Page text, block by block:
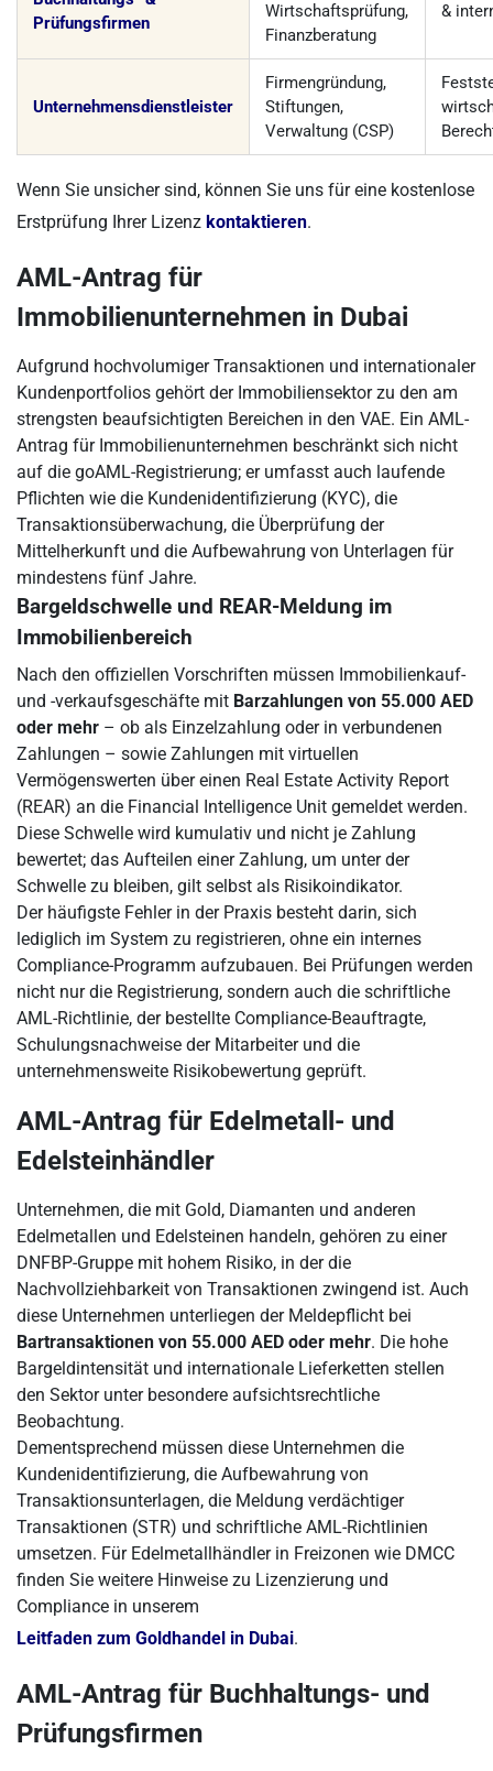
Prüfungsfirmen
Wirtschaftsprüfung,
Finanzberatung
&
Unternehmensdienstleister
Firmengründung,
Stiftungen,
Verwaltung (CSP)
Wenn Sie unsicher sind, können Sie uns für eine kostenlose
Erstprüfung Ihrer Lizenz kontaktieren.
AML-Antrag für
Immobilienunternehmen in Dubai
Aufgrund hochvolumiger Transaktionen und internationaler
Kundenportfolios gehört der Immobiliensektor zu den am
strengsten beaufsichtigten Bereichen in den VAE. Ein AML-
Antrag für Immobilienunternehmen beschränkt sich nicht
auf die goAML-Registrierung; er umfasst auch laufende
Pflichten wie die Kundenidentifizierung (KYC), die
Transaktionsüberwachung, die Überprüfung der
Mittelherkunft und die Aufbewahrung von Unterlagen für
mindestens fünf Jahre.
Bargeldschwelle und REAR-Meldung im
Immobilienbereich
Nach den offiziellen Vorschriften müssen Immobilienkauf-
und -verkaufsgeschäfte mit Barzahlungen von 55.000 AED
oder mehr – ob als Einzelzahlung oder in verbundenen
Zahlungen – sowie Zahlungen mit virtuellen
Vermögenswerten über einen Real Estate Activity Report
(REAR) an die Financial Intelligence Unit gemeldet werden.
Diese Schwelle wird kumulativ und nicht je Zahlung
bewertet; das Aufteilen einer Zahlung, um unter der
Schwelle zu bleiben, gilt selbst als Risikoindikator.
Der häufigste Fehler in der Praxis besteht darin, sich
lediglich im System zu registrieren, ohne ein internes
Compliance-Programm aufzubauen. Bei Prüfungen werden
nicht nur die Registrierung, sondern auch die schriftliche
AML-Richtlinie, der bestellte Compliance-Beauftragte,
Schulungsnachweise der Mitarbeiter und die
unternehmensweite Risikobewertung geprüft.
AML-Antrag für Edelmetall- und
Edelsteinhändler
Unternehmen, die mit Gold, Diamanten und anderen
Edelmetallen und Edelsteinen handeln, gehören zu einer
DNFBP-Gruppe mit hohem Risiko, in der die
Nachvollziehbarkeit von Transaktionen zwingend ist. Auch
diese Unternehmen unterliegen der Meldepflicht bei
Bartransaktionen von 55.000 AED oder mehr. Die hohe
Bargeldintensität und internationale Lieferketten stellen
den Sektor unter besondere aufsichtsrechtliche
Beobachtung.
Dementsprechend müssen diese Unternehmen die
Kundenidentifizierung, die Aufbewahrung von
Transaktionsunterlagen, die Meldung verdächtiger
Transaktionen (STR) und schriftliche AML-Richtlinien
umsetzen. Für Edelmetallhändler in Freizonen wie DMCC
finden Sie weitere Hinweise zu Lizenzierung und
Compliance in unserem
Leitfaden zum Goldhandel in Dubai.
AML-Antrag für Buchhaltungs- und
Prüfungsfirmen